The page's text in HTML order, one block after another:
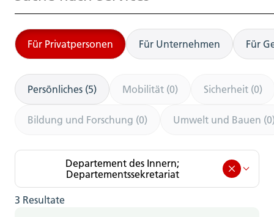
Suchen
Für Privatpersonen Für Unternehmen Für
Persönliches (5) Mobilität (0) Sicherheit (0)
Bildung und Forschung (0) Umwelt und Bauen
Departement des Innern;
Departementssekretariat
Departement des Innern;
3 Resultate